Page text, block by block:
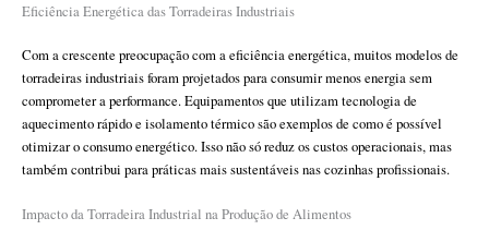
Eficiência Energética das Torradeiras Industriais
Com a crescente preocupação com a eficiência energética, muitos modelos de
torradeiras industriais foram projetados para consumir menos energia sem
comprometer a performance. Equipamentos que utilizam tecnologia de
aquecimento rápido e isolamento térmico são exemplos de como é possível
otimizar o consumo energético. Isso não só reduz os custos operacionais, mas
também contribui para práticas mais sustentáveis nas cozinhas profissionais.
Impacto da Torradeira Industrial na Produção de Alimentos